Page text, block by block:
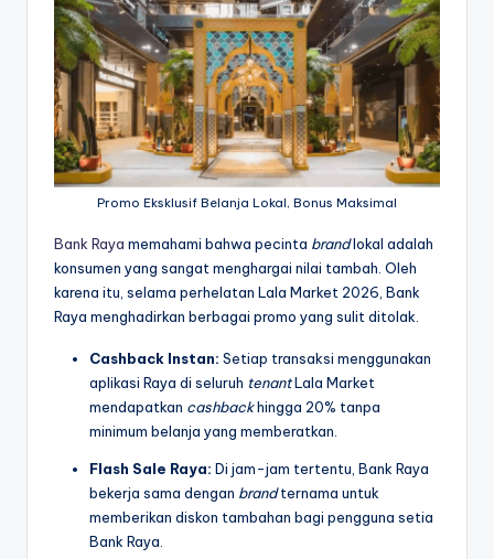
Promo Eksklusif Belanja Lokal, Bonus Maksimal
Bank Raya memahami bahwa pecinta brandlokal adalah
konsumen yang sangat menghargai nilai tambah. Oleh
karena itu, selama perhelatan Lala Market 2026, Bank
Raya menghadirkan berbagai promo yang sulit ditolak.
Cashback Instan: Setiap transaksi menggunakan
aplikasi Raya di seluruh tenantLala Market
mendapatkan cashbackhingga 20% tanpa
minimum belanja yang memberatkan.
Flash Sale Raya: Di jam-jam tertentu, Bank Raya
bekerja sama dengan brandternama untuk
memberikan diskon tambahan bagi pengguna setia
Bank Raya.